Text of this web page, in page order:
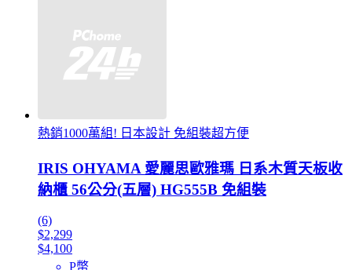
熱銷1000萬組! 日本設計 免組裝超方便
IRIS OHYAMA 愛麗思歐雅瑪 日系木質天板收
納櫃 56公分(五層) HG555B 免組裝
(6)
$2,299
$4,100
P幣